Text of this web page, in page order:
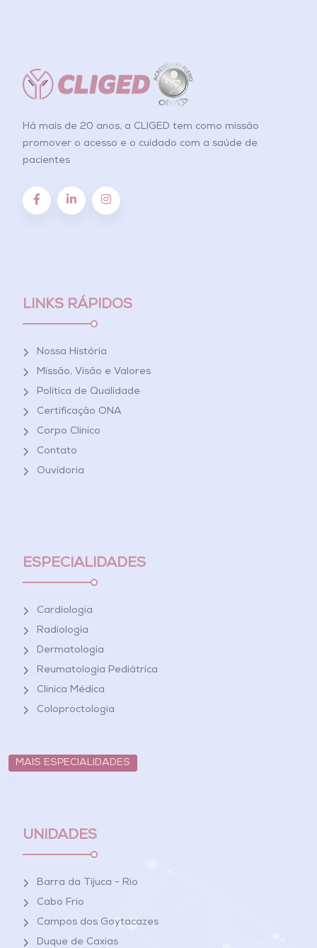
Há mais de 20 anos, a CLIGED tem como missão
promover o acesso e o cuidado com a saúde de
pacientes
LINKS RÁPIDOS
Nossa História
Missão, Visão e Valores
Política de Qualidade
Certificação ONA
Corpo Clínico
Contato
Ouvidoria
ESPECIALIDADES
Cardiologia
Radiologia
Dermatologia
Reumatologia Pediátrica
Clínica Médica
Coloproctologia
MAIS ESPECIALIDADES
UNIDADES
Barra da Tijuca - Rio
Cabo Frio
Campos dos Goytacazes
Duque de Caxias